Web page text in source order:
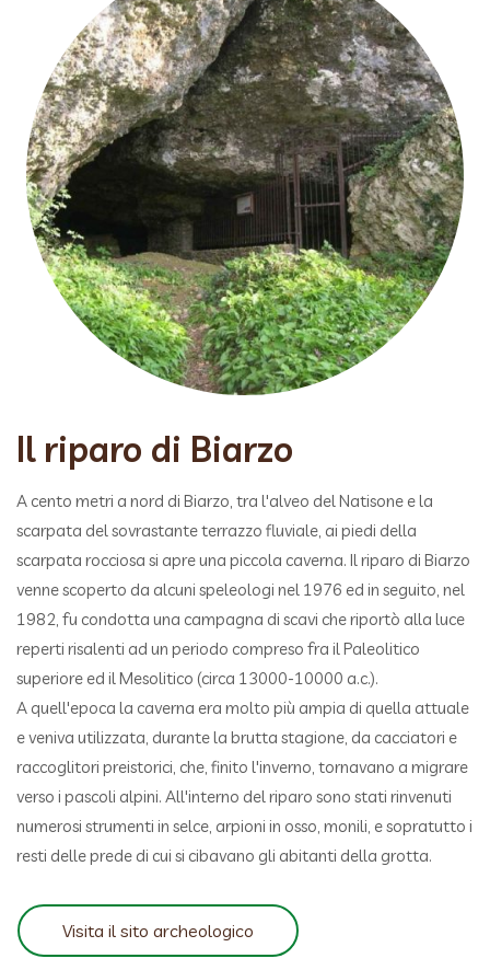
Il riparo di Biarzo
A cento metri a nord di Biarzo, tra l'alveo del Natisone e la
scarpata del sovrastante terrazzo fluviale, ai piedi della
scarpata rocciosa si apre una piccola caverna. Il riparo di Biarzo
venne scoperto da alcuni speleologi nel 1976 ed in seguito, nel
1982, fu condotta una campagna di scavi che riportò alla luce
reperti risalenti ad un periodo compreso fra il Paleolitico
superiore ed il Mesolitico (circa 13000-10000 a.c.).
A quell'epoca la caverna era molto più ampia di quella attuale
e veniva utilizzata, durante la brutta stagione, da cacciatori e
raccoglitori preistorici, che, finito l'inverno, tornavano a migrare
verso i pascoli alpini. All'interno del riparo sono stati rinvenuti
numerosi strumenti in selce, arpioni in osso, monili, e sopratutto i
resti delle prede di cui si cibavano gli abitanti della grotta.
Visita il sito archeologico